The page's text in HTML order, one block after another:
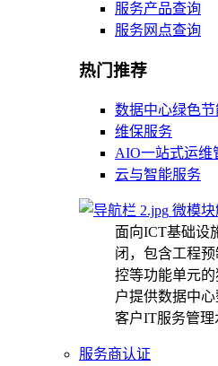
服务产品查询
服务网点查询
热门推荐
数据中心绿色节
维保服务
AIO一站式运维
云与智能服务
微模
面向ICT基础设
闭，包含工程
控等功能单元
户提供数据中
客户IT服务管理
服务商认证